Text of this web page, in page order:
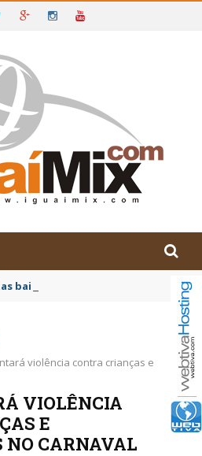
BAHIA
baianos representam o Brasil no
violência contra crianças e
VIOLÊNCIA
E
NO CARNAVAL